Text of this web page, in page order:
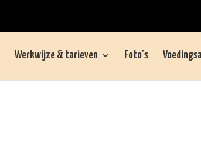
Werkwijze & tarieven Foto’s